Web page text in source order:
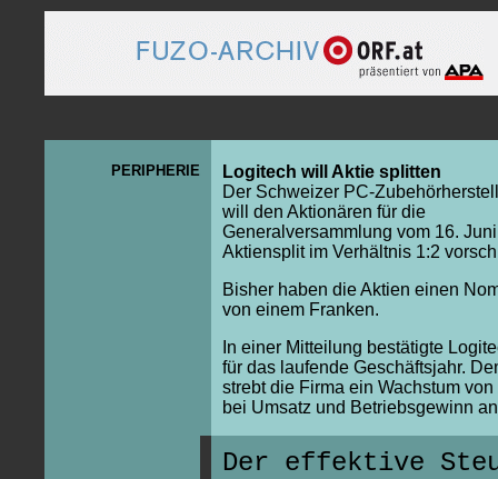
PERIPHERIE
Logitech will Aktie splitten
Der Schweizer PC-
will den Aktionären für die
Generalversammlung vom 16.
Aktiensplit im Verhältnis 1:2
Bisher haben die Aktien einen
von einem Franken.
In einer Mitteilung bestätigte
für das laufende Geschäftsjahr.
strebt die Firma ein Wachstum
bei Umsatz und Betriebsgewinn
Der effektive